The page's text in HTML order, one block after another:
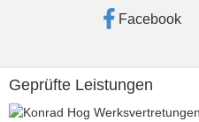
Facebook
Geprüfte Leistungen